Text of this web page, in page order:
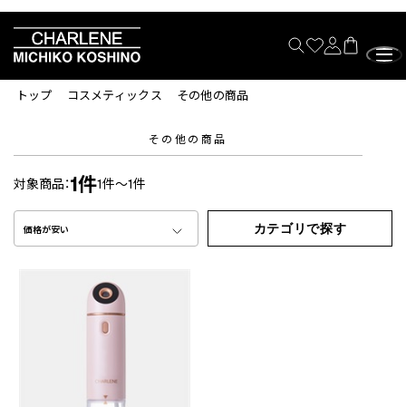
トップ コスメティックス その他の商品
その他の商品
対象商品：1件1件～1件
価格が安い カテゴリで探す